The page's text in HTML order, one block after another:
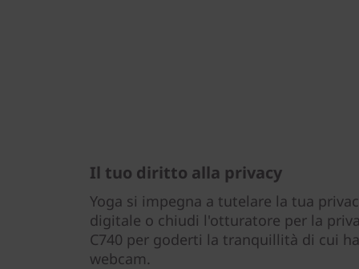
Il tuo diritto alla privacy
Yoga si impegna a tutelare la tua
digitale o chiudi l'otturatore per la
C740 per goderti la tranquillità di cui
webcam.